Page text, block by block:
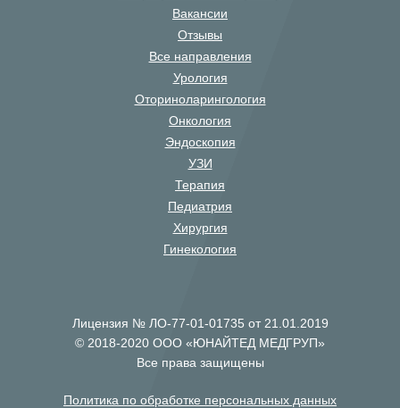
Вакансии
Отзывы
Все направления
Урология
Оториноларингология
Онкология
Эндоскопия
УЗИ
Терапия
Педиатрия
Хирургия
Гинекология
Лицензия № ЛО-77-01-01735 от 21.01.2019
© 2018-2020 ООО «ЮНАЙТЕД МЕДГРУП»
Все права защищены
Политика по обработке персональных данных